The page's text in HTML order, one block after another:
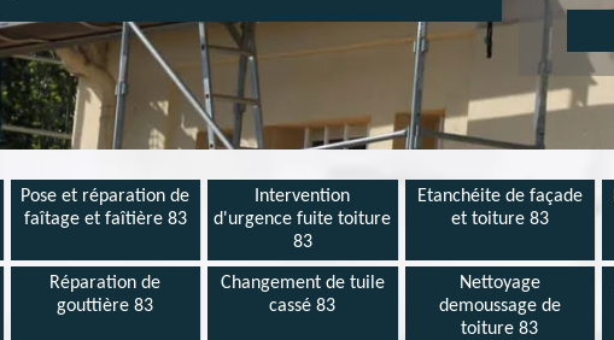
Pose et réparation de
faîtage et faîtière 83
Intervention
d'urgence fuite toiture
83
Etanchéite de façade
et toiture 83
Réparation de
gouttière 83
Changement de tuile
cassé 83
Nettoyage
demoussage de
toiture 83